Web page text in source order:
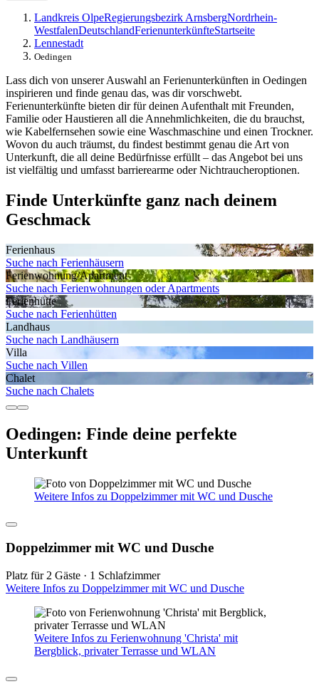
Landkreis OlpeRegierungsbezirk ArnsbergNordrhein-
WestfalenDeutschlandFerienunterkünfteStartseite
Lennestadt
Oedingen
Lass dich von unserer Auswahl an Ferienunterkünften in Oedingen
inspirieren und finde genau das, was dir vorschwebt.
Ferienunterkünfte bieten dir für deinen Aufenthalt mit Freunden,
Familie oder Haustieren all die Annehmlichkeiten, die du brauchst,
wie Kabelfernsehen sowie eine Waschmaschine und einen Trockner.
Wovon du auch träumst, du findest bestimmt genau die Art von
Unterkunft, die all deine Bedürfnisse erfüllt – das Angebot bei uns
ist vielfältig und umfasst barrierearme oder Nichtraucheroptionen.
Finde Unterkünfte ganz nach deinem
Geschmack
Ferienhaus
Suche nach Ferienhäusern
Ferienwohnung/Apartment
Suche nach Ferienwohnungen oder Apartments
Ferienhütte
Suche nach Ferienhütten
Landhaus
Suche nach Landhäusern
Villa
Suche nach Villen
Chalet
Suche nach Chalets
Oedingen: Finde deine perfekte
Unterkunft
Weitere Infos zu Doppelzimmer mit WC und Dusche
Doppelzimmer mit WC und Dusche
Platz für 2 Gäste · 1 Schlafzimmer
Weitere Infos zu Doppelzimmer mit WC und Dusche
Weitere Infos zu Ferienwohnung 'Christa' mit
Bergblick, privater Terrasse und WLAN